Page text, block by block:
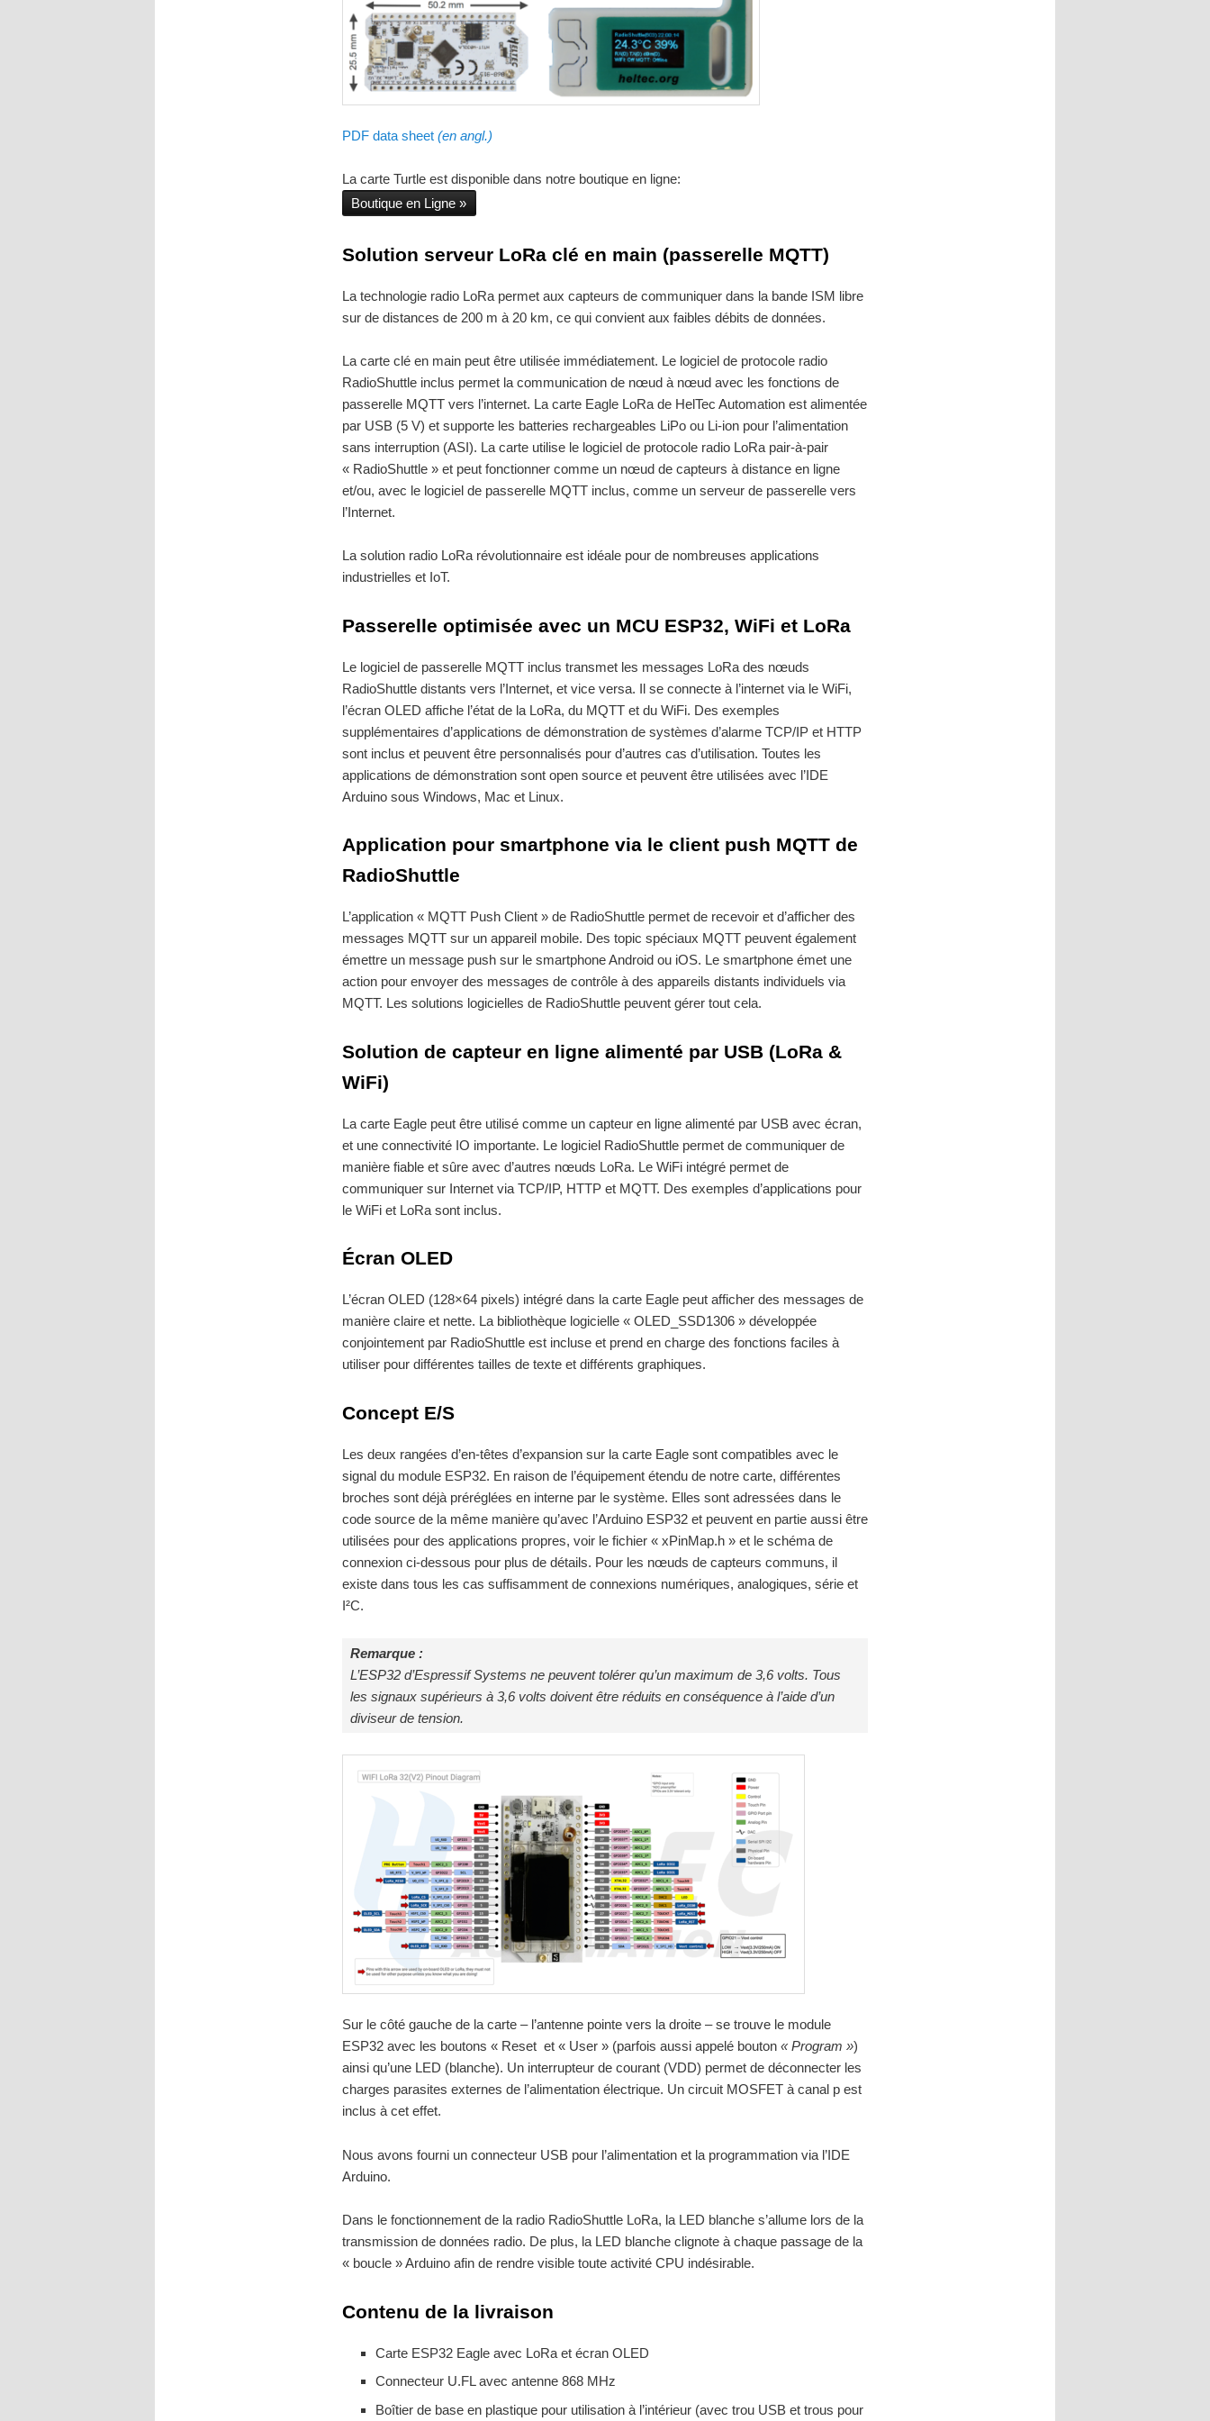
PDF data sheet (en angl.)
La carte Turtle est disponible dans notre boutique en ligne:
Boutique en Ligne
Solution serveur LoRa clé en main (passerelle MQTT)
La technologie radio LoRa permet aux capteurs de communiquer dans la bande ISM libre
sur de distances de 200 m à 20 km, ce qui convient aux faibles débits de données.
La carte clé en main peut être utilisée immédiatement. Le logiciel de protocole radio
RadioShuttle inclus permet la communication de nœud à nœud avec les fonctions de
passerelle MQTT vers l’internet. La carte Eagle LoRa de HelTec Automation est alimentée
par USB (5 V) et supporte les batteries rechargeables LiPo ou Li-ion pour l’alimentation
sans interruption (ASI). La carte utilise le logiciel de protocole radio LoRa pair-à-pair
« RadioShuttle » et peut fonctionner comme un nœud de capteurs à distance en ligne
et/ou, avec le logiciel de passerelle MQTT inclus, comme un serveur de passerelle vers
l’Internet.
La solution radio LoRa révolutionnaire est idéale pour de nombreuses applications
industrielles et IoT.
Passerelle optimisée avec un MCU ESP32, WiFi et LoRa
Le logiciel de passerelle MQTT inclus transmet les messages LoRa des nœuds
RadioShuttle distants vers l’Internet, et vice versa. Il se connecte à l’internet via le WiFi,
l’écran OLED affiche l’état de la LoRa, du MQTT et du WiFi. Des exemples
supplémentaires d’applications de démonstration de systèmes d’alarme TCP/IP et HTTP
sont inclus et peuvent être personnalisés pour d’autres cas d’utilisation. Toutes les
applications de démonstration sont open source et peuvent être utilisées avec l’IDE
Arduino sous Windows, Mac et Linux.
Application pour smartphone via le client push MQTT de
RadioShuttle
L’application « MQTT Push Client » de RadioShuttle permet de recevoir et d’afficher des
messages MQTT sur un appareil mobile. Des topic spéciaux MQTT peuvent également
émettre un message push sur le smartphone Android ou iOS. Le smartphone émet une
action pour envoyer des messages de contrôle à des appareils distants individuels via
MQTT. Les solutions logicielles de RadioShuttle peuvent gérer tout cela.
Solution de capteur en ligne alimenté par USB (LoRa &
WiFi)
La carte Eagle peut être utilisé comme un capteur en ligne alimenté par USB avec écran,
et une connectivité IO importante. Le logiciel RadioShuttle permet de communiquer de
manière fiable et sûre avec d’autres nœuds LoRa. Le WiFi intégré permet de
communiquer sur Internet via TCP/IP, HTTP et MQTT. Des exemples d’applications pour
le WiFi et LoRa sont inclus.
Écran OLED
L’écran OLED (128×64 pixels) intégré dans la carte Eagle peut afficher des messages de
manière claire et nette. La bibliothèque logicielle « OLED_SSD1306 » développée
conjointement par RadioShuttle est incluse et prend en charge des fonctions faciles à
utiliser pour différentes tailles de texte et différents graphiques.
Concept E/S
Les deux rangées d’en-têtes d’expansion sur la carte Eagle sont compatibles avec le
signal du module ESP32. En raison de l’équipement étendu de notre carte, différentes
broches sont déjà préréglées en interne par le système. Elles sont adressées dans le
code source de la même manière qu’avec l’Arduino ESP32 et peuvent en partie aussi être
utilisées pour des applications propres, voir le fichier « xPinMap.h » et le schéma de
connexion ci-dessous pour plus de détails. Pour les nœuds de capteurs communs, il
existe dans tous les cas suffisamment de connexions numériques, analogiques, série et
I²C.
Remarque :
L’ESP32 d’Espressif Systems ne peuvent tolérer qu’un maximum de 3,6 volts. Tous
les signaux supérieurs à 3,6 volts doivent être réduits en conséquence à l’aide d’un
diviseur de tension.
Sur le côté gauche de la carte – l’antenne pointe vers la droite – se trouve le module
ESP32 avec les boutons « Reset et « User » (parfois aussi appelé bouton « Program »)
ainsi qu’une LED (blanche). Un interrupteur de courant (VDD) permet de déconnecter les
charges parasites externes de l’alimentation électrique. Un circuit MOSFET à canal p est
inclus à cet effet.
Nous avons fourni un connecteur USB pour l’alimentation et la programmation via l’IDE
Arduino.
Dans le fonctionnement de la radio RadioShuttle LoRa, la LED blanche s’allume lors de la
transmission de données radio. De plus, la LED blanche clignote à chaque passage de la
« boucle » Arduino afin de rendre visible toute activité CPU indésirable.
Contenu de la livraison
Carte ESP32 Eagle avec LoRa et écran OLED
Connecteur U.FL avec antenne 868 MHz
Boîtier de base en plastique pour utilisation à l’intérieur (avec trou USB et trous pour